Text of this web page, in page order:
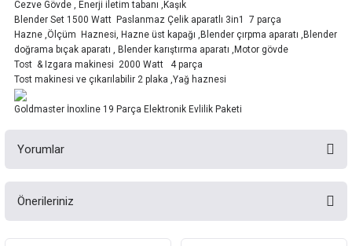
Cezve Gövde , Enerji iletim tabanı ,Kaşık
Blender Set 1500 Watt Paslanmaz Çelik aparatlı 3in1 7 parça
Hazne ,Ölçüm Haznesi, Hazne üst kapağı ,Blender çırpma aparatı ,Blender
doğrama bıçak aparatı , Blender karıştırma aparatı ,Motor gövde
Tost & Izgara makinesi 2000 Watt 4 parça
Tost makinesi ve çıkarılabilir 2 plaka ,Yağ haznesi
Goldmaster İnoxline 19 Parça Elektronik Evlilik Paketi
Yorumlar
Önerileriniz
Bu ürünün fiyat bilgisi, resim, ürün açıklamalarında ve diğer konularda